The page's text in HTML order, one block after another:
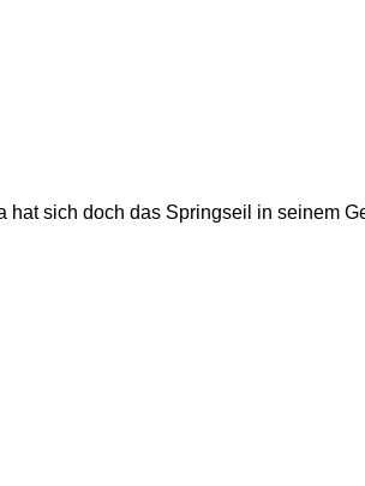
hat sich doch das Springseil in seinem